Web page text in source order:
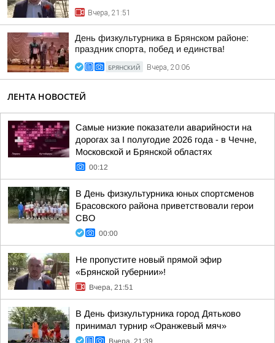
Вчера, 21:51
День физкультурника в Брянском районе:
праздник спорта, побед и единства!
БРЯНСКИЙ Вчера, 20:06
ЛЕНТА НОВОСТЕЙ
Самые низкие показатели аварийности на
дорогах за I полугодие 2026 года - в Чечне,
Московской и Брянской областях
00:12
В День физкультурника юных спортсменов
Брасовского района приветствовали герои
СВО
00:00
Не пропустите новый прямой эфир
«Брянской губернии»!
Вчера, 21:51
В День физкультурника город Дятьково
принимал турнир «Оранжевый мяч»
Вчера, 21:39